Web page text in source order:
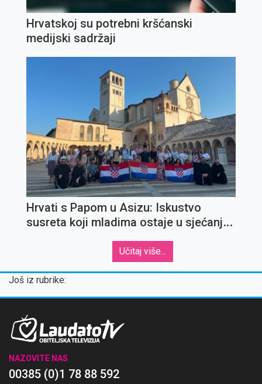
Hrvatskoj su potrebni kršćanski
medijski sadržaji
Hrvati s Papom u Asizu: Iskustvo
susreta koji mladima ostaje u sjećanju
Učitaj više...
Još iz rubrike:
NAZOVITE NAS
00385 (0)1 78 88 592